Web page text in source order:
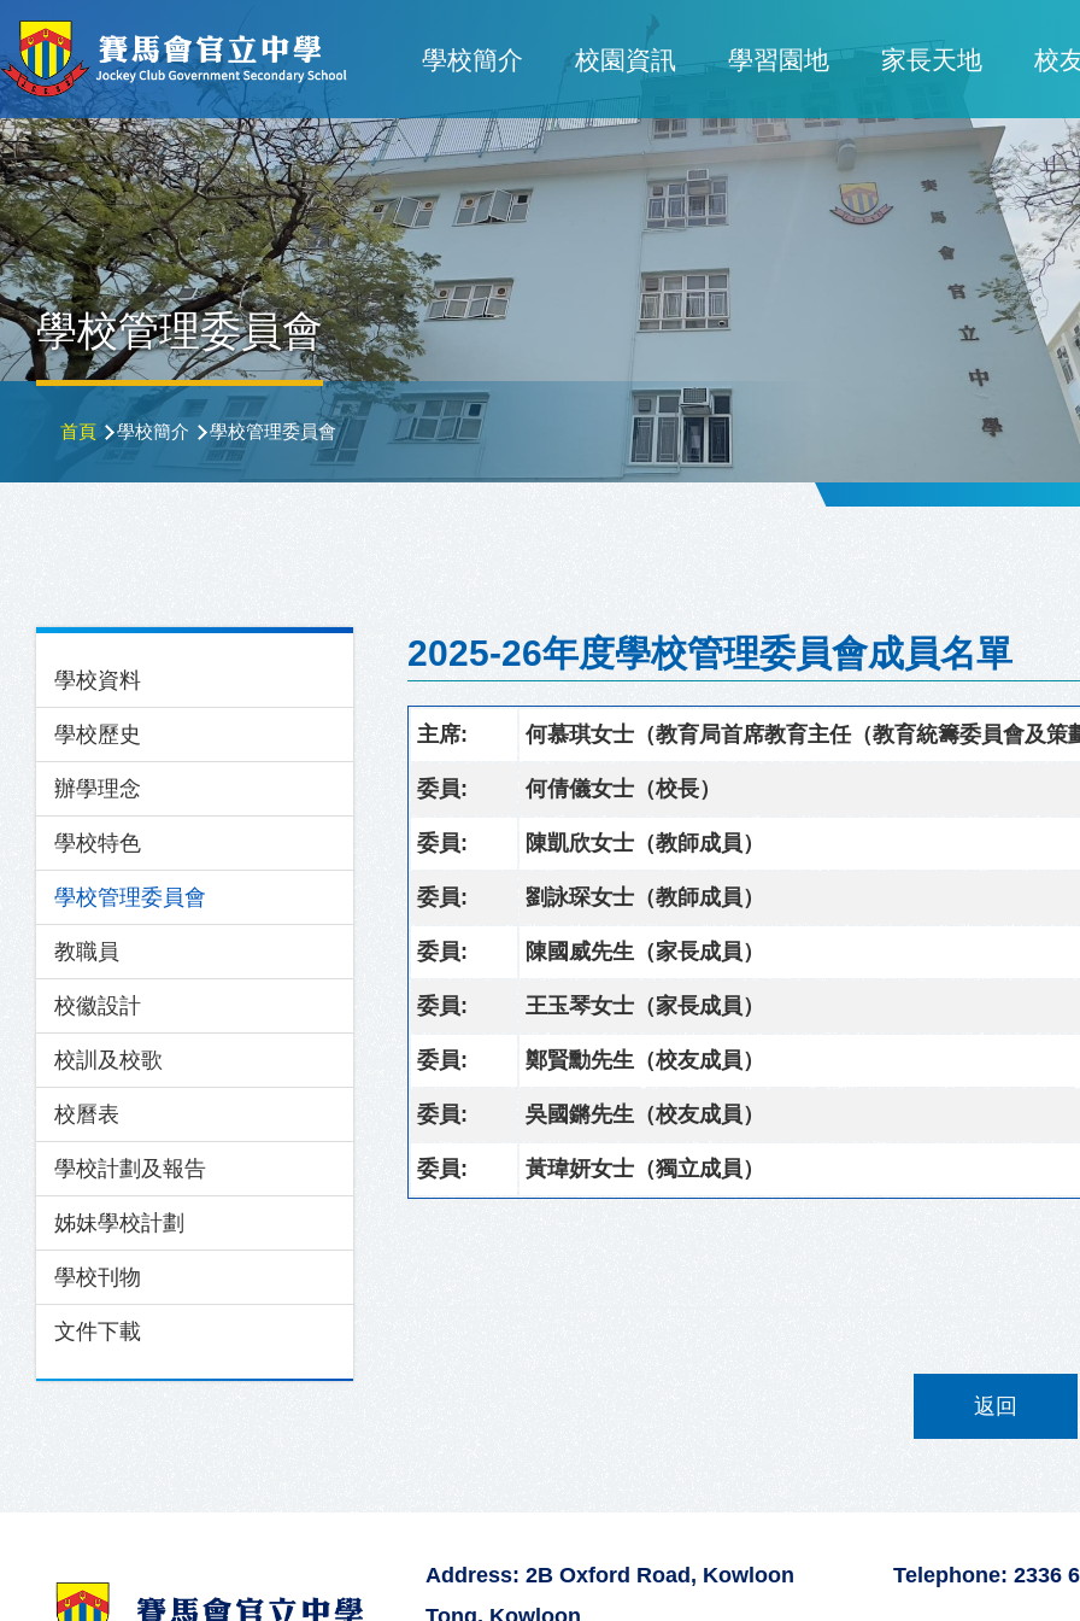
移至主內容
Main
navigation
學校簡介 校園資訊 學習園地 家長天地 校
學校管理委員會
航
連
首頁 學校簡介 學校管理委員會
2025-26年度學校管理委員會成員名單
主席: 何慕琪女士（教育局首席教育主任（教育統籌委員會及策
委員: 何倩儀女士（校長）
委員: 陳凱欣女士（教師成員）
委員: 劉詠琛女士（教師成員）
委員: 陳國威先生（家長成員）
委員: 王玉琴女士（家長成員）
委員: 鄭賢勳先生（校友成員）
委員: 吳國鏘先生（校友成員）
委員: 黃瑋妍女士（獨立成員）
返回
navigation
學校資料
學校歷史
辦學理念
學校特色
學校管理委員會
教職員
校徽設計
校訓及校歌
校曆表
學校計劃及報告
姊妹學校計劃
學校刊物
文件下載
Address: 2B Oxford Road, Kowloon
Tong, Kowloon
Telephone: 2336